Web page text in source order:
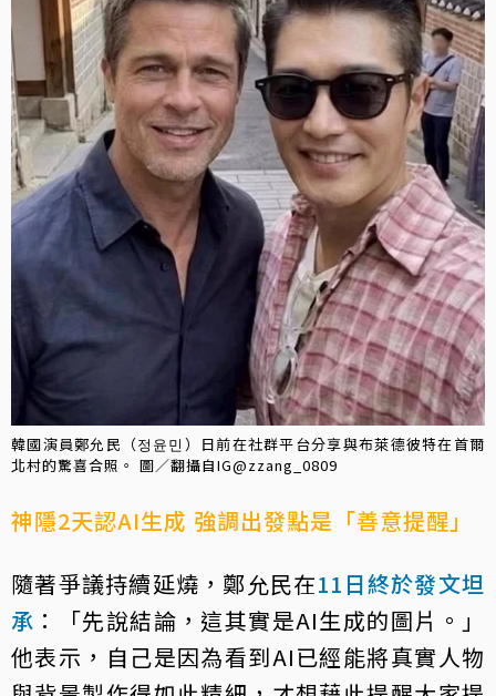
韓國演員鄭允民（정윤민）日前在社群平台分享與布萊德彼特在首爾
北村的驚喜合照。 圖／翻攝自IG@zzang_0809
神隱2天認AI生成 強調出發點是「善意提醒」
隨著爭議持續延燒，鄭允民在11日終於發文坦
承 ：「先說結論，這其實是AI生成的圖片。」
他表示，自己是因為看到AI已經能將真實人物